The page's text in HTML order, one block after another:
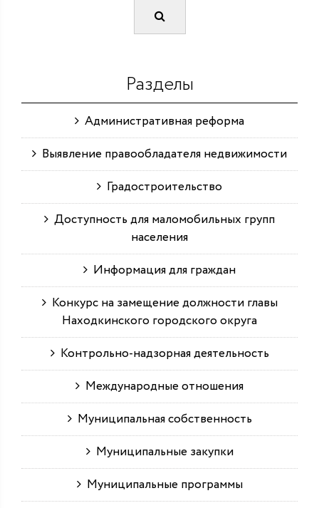
Разделы
Административная реформа
Выявление правообладателя недвижимости
Градостроительство
Доступность для маломобильных групп
населения
Информация для граждан
Конкурс на замещение должности главы
Находкинского городского округа
Контрольно-надзорная деятельность
Международные отношения
Муниципальная собственность
Муниципальные закупки
Муниципальные программы